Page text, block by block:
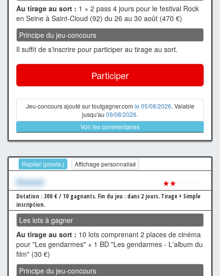
Au tirage au sort : 1 × 2 pass 4 jours pour le festival Rock
en Seine à Saint-Cloud (92) du 26 au 30 août (470 €)
Principe du jeu-concours
Il suffit de s'inscrire pour participer au tirage au sort.
Participer
Jeu-concours ajouté sur toutgagner.com le 05/08/2026. Valable
jusqu'au 09/08/2026.
Voir les commentaires
Replier (provis.) Affichage personnalisé
Xxxxxxx ★★
Dotation : 300 € / 10 gagnants. Fin du jeu : dans 2 jours. Tirage + Simple
inscription.
Les lots à gagner
Au tirage au sort : 10 lots comprenant 2 places de cinéma
pour "Les gendarmes" + 1 BD "Les gendarmes - L'album du
film" (30 €)
Principe du jeu-concours